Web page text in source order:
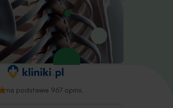
na podstawie 967 opinii.